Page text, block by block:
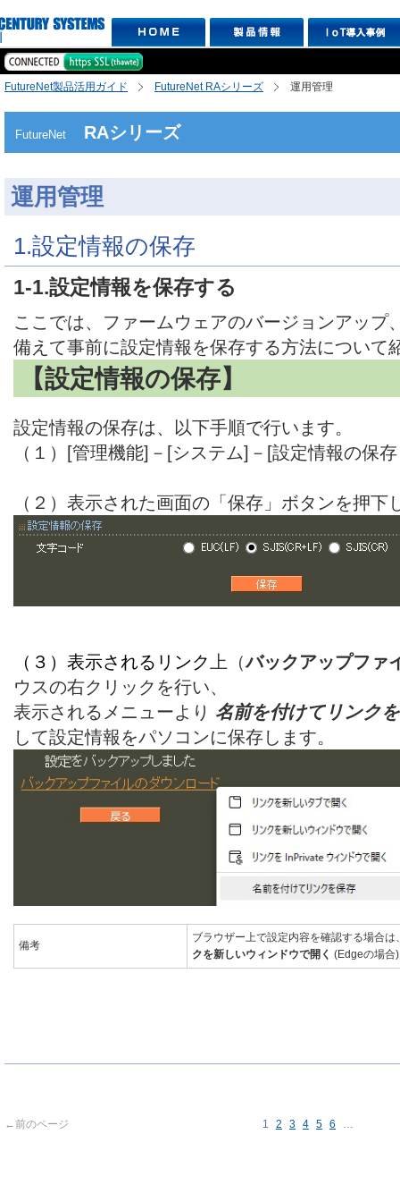
FutureNet製品活用ガイド FutureNet RAシリーズ 運用管理
FutureNet RAシリーズ
運用管理
1.設定情報の保存
1-1.設定情報を保存する
ここでは、ファームウェアのバージョンアップ
備えて事前に設定情報を保存する方法について
【設定情報の保存】
設定情報の保存は、以下手順で行います。
（１）[管理機能]－[システム]－[設定情報の保
（２）表示された画面の「保存」ボタンを押下
（３）表示されるリンク 上（バックアップファ
ウスの右クリックを行い、
表示されるメニューより 名前を付けてリンク
して設定情報をパソコンに保存します。
備考
ブラウザー上で設定内容を確認する場合は
クを新しいウィンドウで開く (Edgeの場合
←前のページ 1 2 3 4 5 6 …